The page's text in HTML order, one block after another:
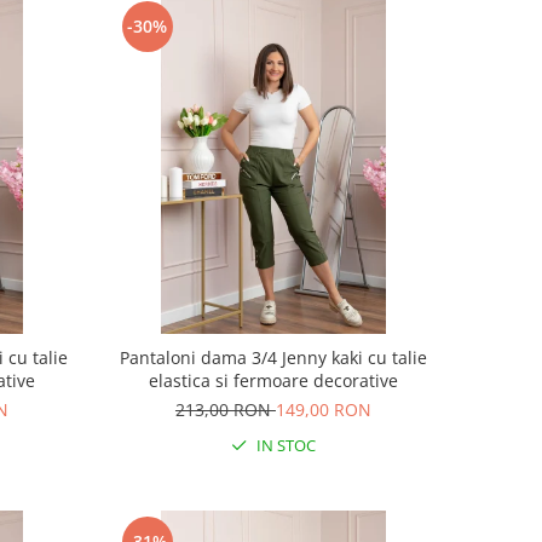
cu talie
-30%
Pantaloni dama 3/4 Jenny kaki cu talie
elastica si fermoare decorative
213,00 RON149,00 RON
IN STOC